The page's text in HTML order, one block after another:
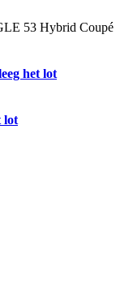
het lot
lot